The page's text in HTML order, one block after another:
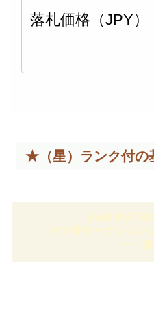
落札価格（JPY）
★（星）ランク付の
B&W
その他オークション
ー・